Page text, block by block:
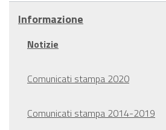
Informazione
Notizie
Comunicati stampa 2020
Comunicati stampa 2014-2019